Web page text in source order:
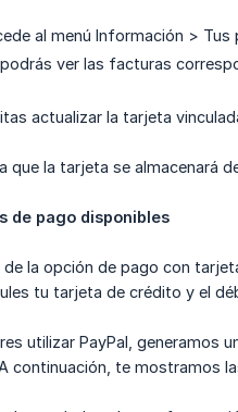
al menú Información > Tus
ver las facturas
actualizar la tarjeta
que la tarjeta se almacenará
de pago disponibles
la opción de pago con
tu tarjeta de crédito y el
utilizar PayPal, generamos
continuación, te mostramos